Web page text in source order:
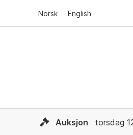
Norsk English
Auksjon torsdag